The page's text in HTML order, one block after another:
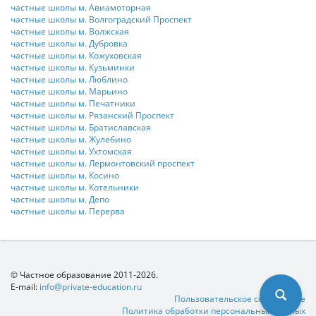
частные школы м. Авиамоторная
частные школы м. Волгоградский Проспект
частные школы м. Волжская
частные школы м. Дубровка
частные школы м. Кожуховская
частные школы м. Кузьминки
частные школы м. Люблино
частные школы м. Марьино
частные школы м. Печатники
частные школы м. Рязанский Проспект
частные школы м. Братиславская
частные школы м. Жулебино
частные школы м. Ухтомская
частные школы м. Лермонтовский проспект
частные школы м. Косино
частные школы м. Котельники
частные школы м. Депо
частные школы м. Перерва
© Частное образование 2011-2026.
E-mail: info@private-education.ru
Пользовательское соглашение
Политика обработки персональных данных